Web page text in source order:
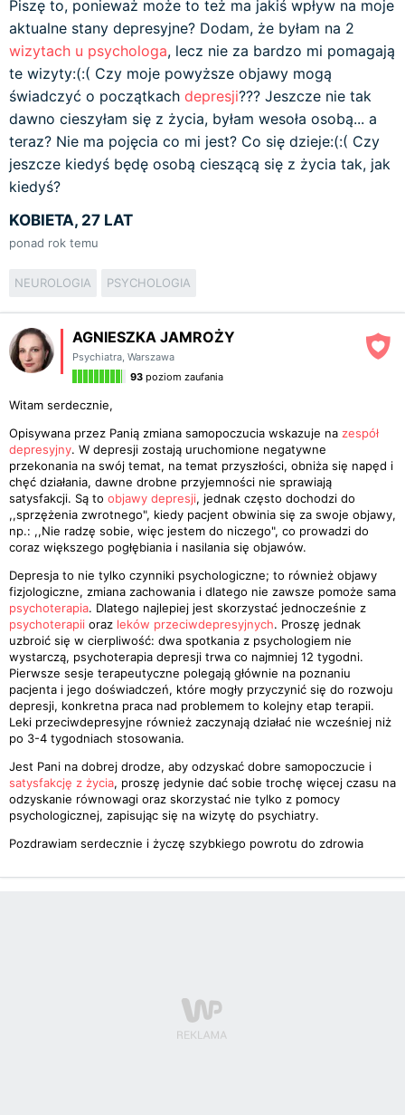
Piszę to, ponieważ może to też ma jakiś wpływ na moje
aktualne stany depresyjne? Dodam, że byłam na 2
wizytach u psychologa, lecz nie za bardzo mi pomagają
te wizyty:(:( Czy moje powyższe objawy mogą
świadczyć o początkach depresji??? Jeszcze nie tak
dawno cieszyłam się z życia, byłam wesoła osobą... a
teraz? Nie ma pojęcia co mi jest? Co się dzieje:(:( Czy
jeszcze kiedyś będę osobą cieszącą się z życia tak, jak
kiedyś?
KOBIETA, 27 LAT
ponad rok temu
NEUROLOGIA PSYCHOLOGIA
AGNIESZKA JAMROŻY
Psychiatra, Warszawa
93 poziom zaufania
Witam serdecznie,
Opisywana przez Panią zmiana samopoczucia wskazuje na zespół
depresyjny. W depresji zostają uruchomione negatywne
przekonania na swój temat, na temat przyszłości, obniża się napęd i
chęć działania, dawne drobne przyjemności nie sprawiają
satysfakcji. Są to objawy depresji, jednak często dochodzi do
,,sprzężenia zwrotnego", kiedy pacjent obwinia się za swoje objawy,
np.: ,,Nie radzę sobie, więc jestem do niczego", co prowadzi do
coraz większego pogłębiania i nasilania się objawów.
Depresja to nie tylko czynniki psychologiczne; to również objawy
fizjologiczne, zmiana zachowania i dlatego nie zawsze pomoże sama
psychoterapia. Dlatego najlepiej jest skorzystać jednocześnie z
psychoterapii oraz leków przeciwdepresyjnych. Proszę jednak
uzbroić się w cierpliwość: dwa spotkania z psychologiem nie
wystarczą, psychoterapia depresji trwa co najmniej 12 tygodni.
Pierwsze sesje terapeutyczne polegają głównie na poznaniu
pacjenta i jego doświadczeń, które mogły przyczynić się do rozwoju
depresji, konkretna praca nad problemem to kolejny etap terapii.
Leki przeciwdepresyjne również zaczynają działać nie wcześniej niż
po 3-4 tygodniach stosowania.
Jest Pani na dobrej drodze, aby odzyskać dobre samopoczucie i
satysfakcję z życia, proszę jedynie dać sobie trochę więcej czasu na
odzyskanie równowagi oraz skorzystać nie tylko z pomocy
psychologicznej, zapisując się na wizytę do psychiatry.
Pozdrawiam serdecznie i życzę szybkiego powrotu do zdrowia